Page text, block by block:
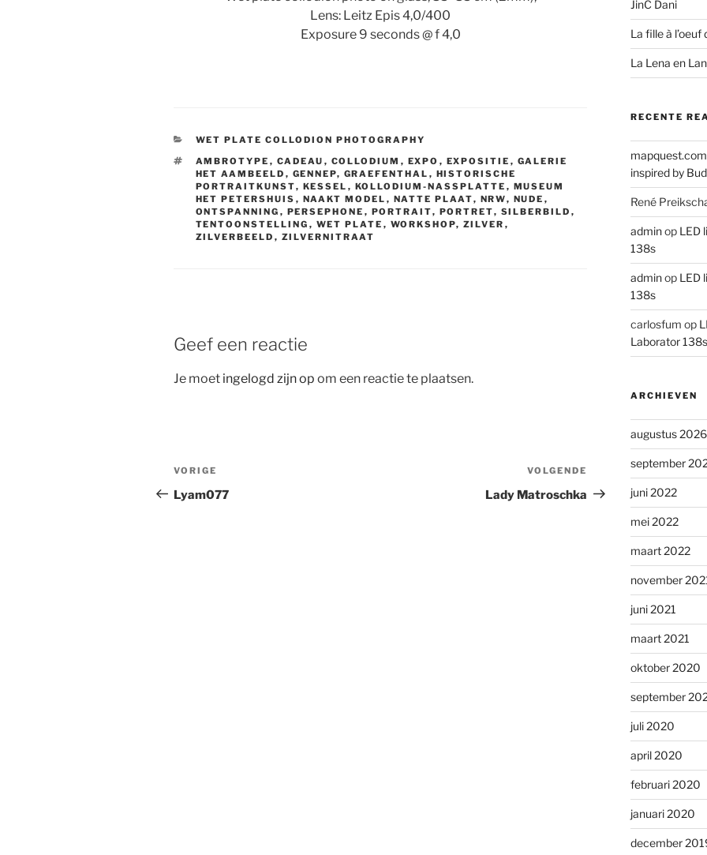
Lens: Leitz Epis 4,0/400
Exposure 9 seconds @ f 4,0
CATEGORIEËN
WET PLATE COLLODION PHOTOGRAPHY
TAGS
AMBROTYPE , CADEAU , COLLODIUM , EXPO , EXPOSITIE , GALERIE
HET AAMBEELD , GENNEP, GRAEFENTHAL , HISTORISCHE
PORTRAITKUNST, KESSEL , KOLLODIUM-NASSPLATTE , MUSEUM
HET PETERSHUIS , NAAKT MODEL , NATTE PLAAT, NRW, NUDE ,
ONTSPANNING , PERSEPHONE , PORTRAIT, PORTRET, SILBERBILD ,
TENTOONSTELLING , WET PLATE , WORKSHOP, ZILVER ,
ZILVERBEELD , ZILVERNITRAAT
Geef een reactie
Je moet ingelogd zijn op om een reactie te plaatsen.
Bericht
navigatie
Vorig
bericht
VORIGE
Lyam077
Volgend
bericht
VOLGENDE
Lady Matroschka
JinC Dani
La fille à l’oeuf
La Lena en
RECENTE
mapquest.com
inspired by
René
adminop LED
138s
adminop LED
138s
carlosfum op
Laborator 138s
ARCHIEVEN
augustus 2026
september
juni 2022
mei 2022
maart 2022
november
juni 2021
maart 2021
oktober 2020
september
juli 2020
april 2020
februari 2020
januari 2020
december